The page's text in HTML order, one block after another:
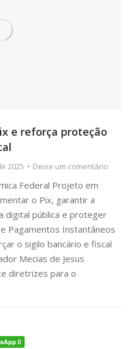
e reforça proteção
2025 Deixe um comentário
Federal Projeto em
o Pix, garantir a
digital pública e proteger
Pagamentos Instantâneos
o sigilo bancário e fiscal
Mecias de Jesus
diretrizes para o
0